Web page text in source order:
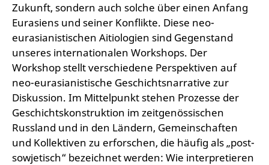
Zukunft, sondern auch solche über einen Anfang
Eurasiens und seiner Konflikte. Diese neo-
eurasianistischen Aitiologien sind Gegenstand
unseres internationalen Workshops. Der
Workshop stellt verschiedene Perspektiven auf
neo-eurasianistische Geschichtsnarrative zur
Diskussion. Im Mittelpunkt stehen Prozesse der
Geschichtskonstruktion im zeitgenössischen
Russland und in den Ländern, Gemeinschaften
und Kollektiven zu erforschen, die häufig als „post-
sowjetisch“ bezeichnet werden: Wie interpretieren